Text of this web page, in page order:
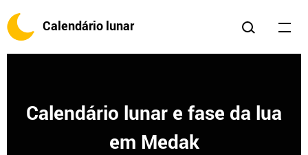
Calendário lunar
Calendário lunar e fase da lua
em Medak